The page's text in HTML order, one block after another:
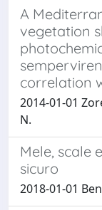
A
vegetation
correlation
2014-01-01
N.
Mele, scale
sicuro
2018-01-01